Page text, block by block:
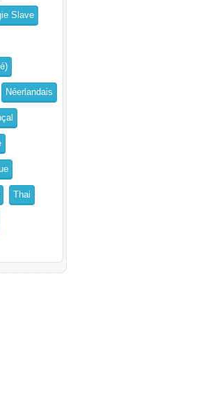
Slave
Néerlandais
Thai